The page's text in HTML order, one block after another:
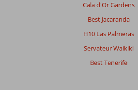
Cala d'Or Gardens
Best Jacaranda
H10 Las Palmeras
Servateur Waikiki
Best Tenerife